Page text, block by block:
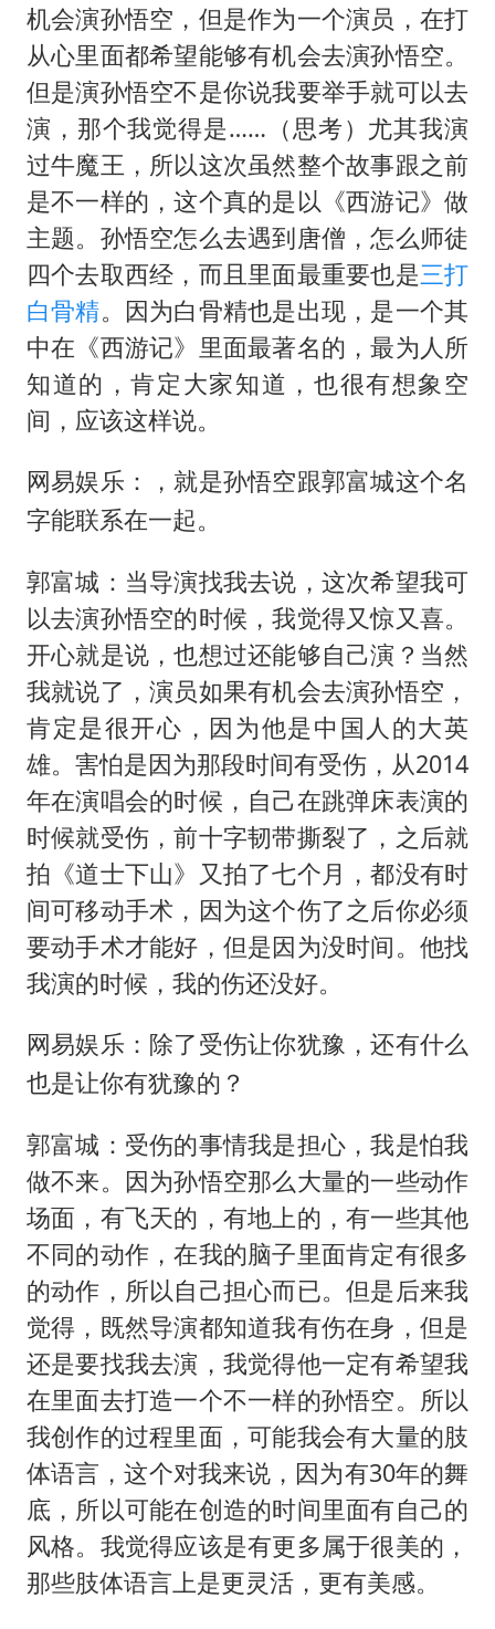
机会演孙悟空，但是作为一个演员，在打
从心里面都希望能够有机会去演孙悟空。
但是演孙悟空不是你说我要举手就可以去
演，那个我觉得是……（思考）尤其我演
过牛魔王，所以这次虽然整个故事跟之前
是不一样的，这个真的是以《西游记》做
主题。孙悟空怎么去遇到唐僧，怎么师徒
四个去取西经，而且里面最重要也是三打
白骨精。因为白骨精也是出现，是一个其
中在《西游记》里面最著名的，最为人所
知道的，肯定大家知道，也很有想象空
间，应该这样说。
网易娱乐：，就是孙悟空跟郭富城这个名
字能联系在一起。
郭富城：当导演找我去说，这次希望我可
以去演孙悟空的时候，我觉得又惊又喜。
开心就是说，也想过还能够自己演？当然
我就说了，演员如果有机会去演孙悟空，
肯定是很开心，因为他是中国人的大英
雄。害怕是因为那段时间有受伤，从2014
年在演唱会的时候，自己在跳弹床表演的
时候就受伤，前十字韧带撕裂了，之后就
拍《道士下山》又拍了七个月，都没有时
间可移动手术，因为这个伤了之后你必须
要动手术才能好，但是因为没时间。他找
我演的时候，我的伤还没好。
网易娱乐：除了受伤让你犹豫，还有什么
也是让你有犹豫的？
郭富城：受伤的事情我是担心，我是怕我
做不来。因为孙悟空那么大量的一些动作
场面，有飞天的，有地上的，有一些其他
不同的动作，在我的脑子里面肯定有很多
的动作，所以自己担心而已。但是后来我
觉得，既然导演都知道我有伤在身，但是
还是要找我去演，我觉得他一定有希望我
在里面去打造一个不一样的孙悟空。所以
我创作的过程里面，可能我会有大量的肢
体语言，这个对我来说，因为有30年的舞
底，所以可能在创造的时间里面有自己的
风格。我觉得应该是有更多属于很美的，
那些肢体语言上是更灵活，更有美感。